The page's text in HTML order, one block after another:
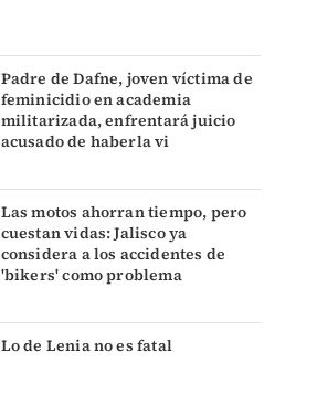
Padre de Dafne, joven víctima de
feminicidio en academia
militarizada, enfrentará juicio
acusado de haberla vi
Las motos ahorran tiempo, pero
cuestan vidas: Jalisco ya
considera a los accidentes de
'bikers' como problema
Lo de Lenia no es fatal